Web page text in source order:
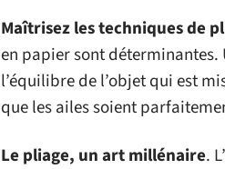
Maîtrisez les techniques de
en papier sont déterminantes.
l’équilibre de l’objet qui est
que les ailes soient
Le pliage, un art millénaire.